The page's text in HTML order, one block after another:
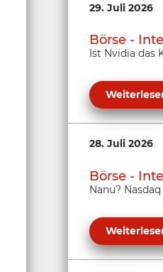
29. Juli 2026
Börse -
Ist Nvidia das
28. Juli 2026
Börse -
Nanu?